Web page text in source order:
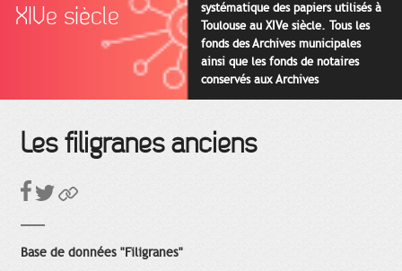
XIVe siècle
systématique des papiers utilisés à
Toulouse au XIVe siècle. Tous les
fonds des Archives municipales
ainsi que les fonds de notaires
conservés aux Archives
départementales pour cette
Les filigranes anciens
Base de données "Filigranes"